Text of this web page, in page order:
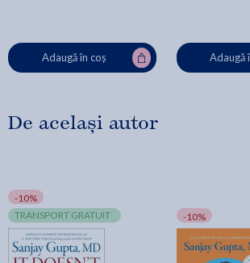
Adaugă în coș Adaugă
De același autor
-10%
TRANSPORT GRATUIT
-10%